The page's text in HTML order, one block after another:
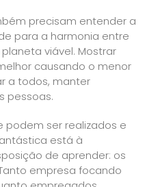
precisam entender a
para a harmonia entre
viável. Mostrar
causando o menor
a todos, manter
pessoas.
podem ser realizados e
está à
de aprender: os
empresa focando